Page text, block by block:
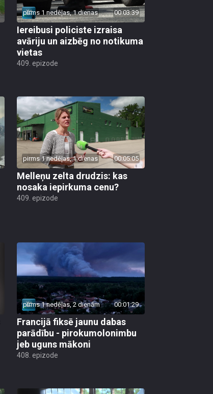
pirms 1 nedēļas, 1 dienas 00:03:39
Iereibusi policiste izraisa
avāriju un aizbēg no notikuma
vietas
409. epizode
pirms 1 nedēļas, 1 dienas 00:05:05
Melleņu zelta drudzis: kas
nosaka iepirkuma cenu?
409. epizode
pirms 1 nedēļas, 2 dienām 00:01:29
Francijā fiksē jaunu dabas
parādību - pirokumolonimbu
jeb uguns mākoni
408. epizode